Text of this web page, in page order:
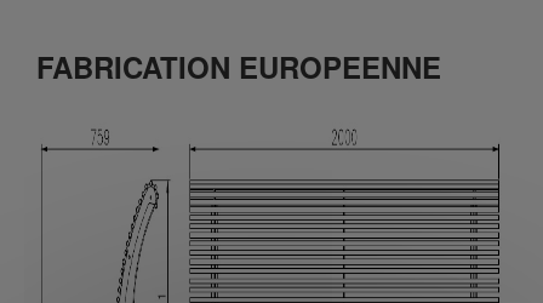
FABRICATION EUROPEENNE